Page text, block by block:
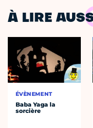
À LIRE
ÉVÈNEMENT
Baba Yaga la
sorcière